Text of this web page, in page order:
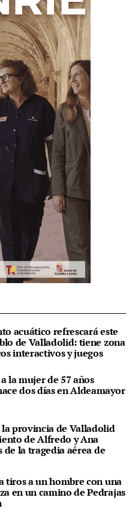
acuático refrescará este
de Valladolid: tiene zona
interactivos y juegos
la mujer de 57 años
dos días en Aldeamayor
provincia de Valladolid
de Alfredo y Ana
de la tragedia aérea de
tiros a un hombre con una
en un camino de Pedrajas